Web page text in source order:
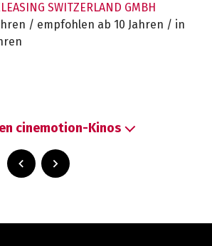
SWITZERLAND GMBH
/ empfohlen ab 10 Jahren / in
cinemotion-Kinos